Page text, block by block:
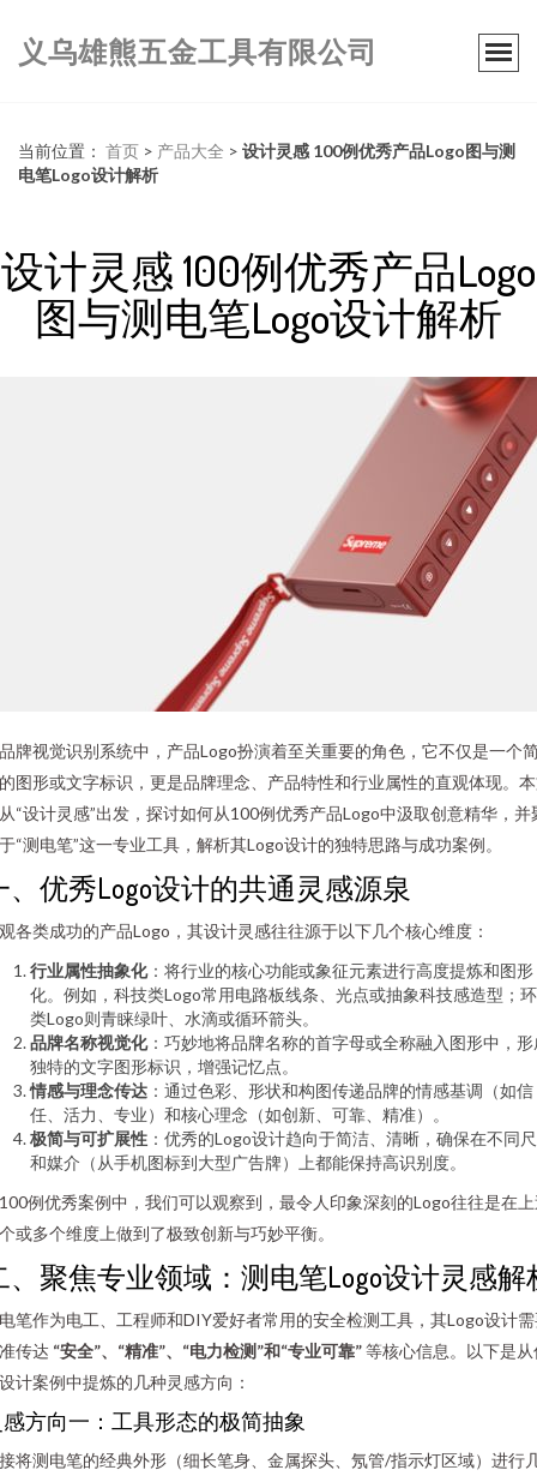
义乌雄熊五金工具有限公司
当前位置： 首页 > 产品大全 > 设计灵感 100例优秀产品Logo图与测
电笔Logo设计解析
设计灵感 100例优秀产品Logo
图与测电笔Logo设计解析
牌视觉识别系统中，产品Logo扮演着至关重要的角色，它不仅是一个
图形或文字标识，更是品牌理念、产品特性和行业属性的直观体现。
“设计灵感”出发，探讨如何从100例优秀产品Logo中汲取创意精华，并
“测电笔”这一专业工具，解析其Logo设计的独特思路与成功案例。
、优秀Logo设计的共通灵感源泉
各类成功的产品Logo，其设计灵感往往源于以下几个核心维度：
行业属性抽象化：将行业的核心功能或象征元素进行高度提炼和图形
化。例如，科技类Logo常用电路板线条、光点或抽象科技感造型；
类Logo则青睐绿叶、水滴或循环箭头。
品牌名称视觉化：巧妙地将品牌名称的首字母或全称融入图形中，形
独特的文字图形标识，增强记忆点。
情感与理念传达 ：通过色彩、形状和构图传递品牌的情感基调（如信
任、活力、专业）和核心理念（如创新、可靠、精准）。
极简与可扩展性 ：优秀的Logo设计趋向于简洁、清晰，确保在不同
和媒介（从手机图标到大型广告牌）上都能保持高识别度。
例优秀案例中，我们可以观察到，最令人印象深刻的Logo往往是在
或多个维度上做到了极致创新与巧妙平衡。
、聚焦专业领域：测电笔Logo设计灵感解
笔作为电工、工程师和DIY爱好者常用的安全检测工具，其Logo设计
传达 “安全”、“精准”、“电力检测”和“专业可靠”等核心信息。以下是从
计案例中提炼的几种灵感方向：
方向一：工具形态的极简抽象
将测电笔的经典外形（细长笔身、金属探头、氖管/指示灯区域）进行